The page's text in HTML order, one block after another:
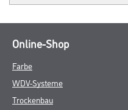
Online-Shop
Farbe
WDV-Systeme
Trockenbau